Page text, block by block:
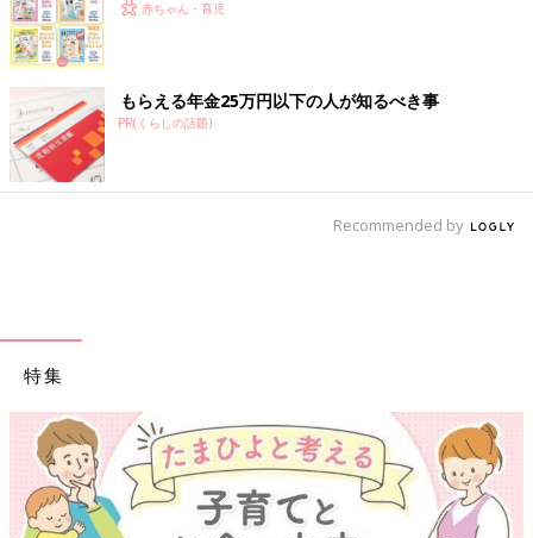
赤ちゃん・育児
もらえる年金25万円以下の人が知るべき事
PR(くらしの話題)
Recommended by
特集
【ワクチン接種できるものも】妊婦の感染症対策、知